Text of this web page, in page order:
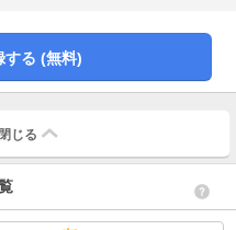
する (無料)
閉じる